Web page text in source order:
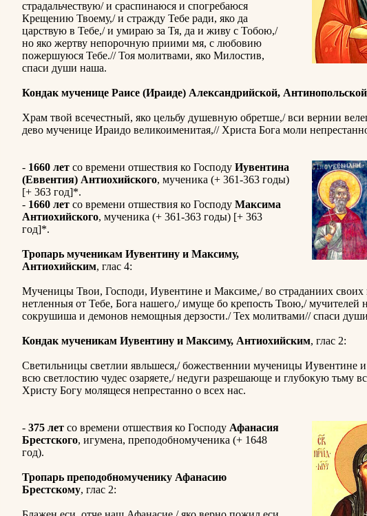
страдальчествую/ и сраспинаюся и спогребаюся
Крещению Твоему,/ и стражду Тебе ради, яко да
царствую в Тебе,/ и умираю за Тя, да и живу с Тобою,/
но яко жертву непорочную приими мя, с любовию
пожершуюся Тебе.// Тоя молитвами, яко Милостив,
спаси души наша.
Кондак мученице Раисе (Ираиде) Александрийской, Антинопольской
Храм твой всечестный, яко цельбу душевную обретше,/ вси вернии
дево мученице Ираидо великоименитая,// Христа Бога моли
- 1660 лет со времени отшествия ко Господу Иувентина
(Еввентия) Антиохийского, мученика (+ 361-363 годы)
[+ 363 год]*.
- 1660 лет со времени отшествия ко Господу Максима
Антиохийского, мученика (+ 361-363 годы) [+ 363
год]*.
Тропарь мученикам Иувентину и Максиму,
Антиохийским, глас 4:
Мученицы Твои, Господи, Иувентине и Максиме,/ во страданиих
нетленныя от Тебе, Бога нашего,/ имуще бо крепость Твою,/ мучителей
сокрушиша и демонов немощныя дерзости./ Тех молитвами// спаси
Кондак мученикам Иувентину и Максиму, Антиохийским, глас 2:
Светильницы светлии явльшеся,/ божественнии мученицы Иувентине
всю светлостию чудес озаряете,/ недуги разрешающе и глубокую тьму
Христу Богу молящеся непрестанно о всех нас.
- 375 лет со времени отшествия ко Господу Афанасия
Брестского, игумена, преподобномученика (+ 1648
год).
Тропарь преподобномученику Афанасию
Брестскому, глас 2: